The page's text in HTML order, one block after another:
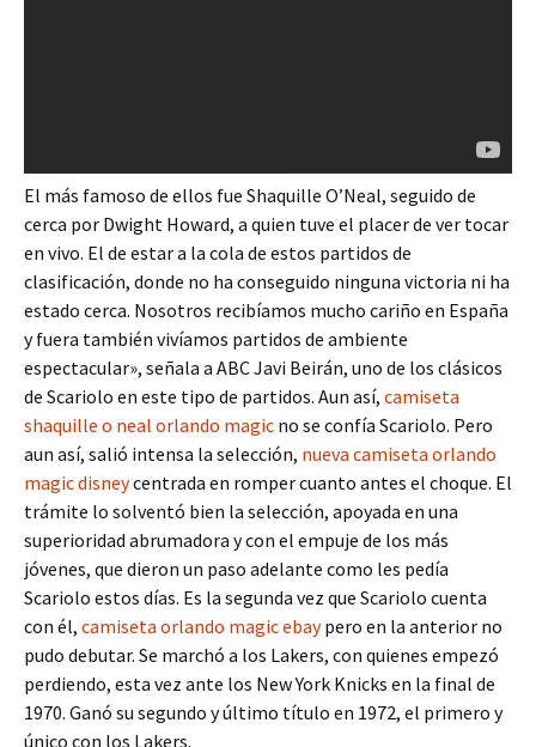
El más famoso de ellos fue Shaquille O’Neal, seguido de
cerca por Dwight Howard, a quien tuve el placer de ver tocar
en vivo. El de estar a la cola de estos partidos de
clasificación, donde no ha conseguido ninguna victoria ni ha
estado cerca. Nosotros recibíamos mucho cariño en España
y fuera también vivíamos partidos de ambiente
espectacular», señala a ABC Javi Beirán, uno de los clásicos
de Scariolo en este tipo de partidos. Aun así, camiseta
shaquille o neal orlando magic no se confía Scariolo. Pero
aun así, salió intensa la selección, nueva camiseta orlando
magic disneycentrada en romper cuanto antes el choque. El
trámite lo solventó bien la selección, apoyada en una
superioridad abrumadora y con el empuje de los más
jóvenes, que dieron un paso adelante como les pedía
Scariolo estos días. Es la segunda vez que Scariolo cuenta
con él, camiseta orlando magic ebaypero en la anterior no
pudo debutar. Se marchó a los Lakers, con quienes empezó
perdiendo, esta vez ante los New York Knicks en la final de
1970. Ganó su segundo y último título en 1972, el primero y
único con los Lakers.